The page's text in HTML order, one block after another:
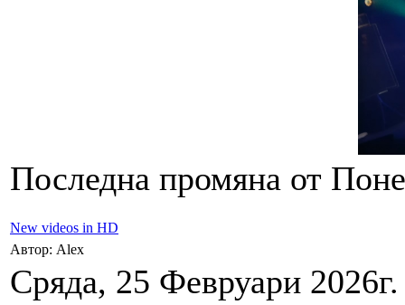
Последна промяна от
New videos in HD
Автор: Alex
Сряда, 25 Февруари